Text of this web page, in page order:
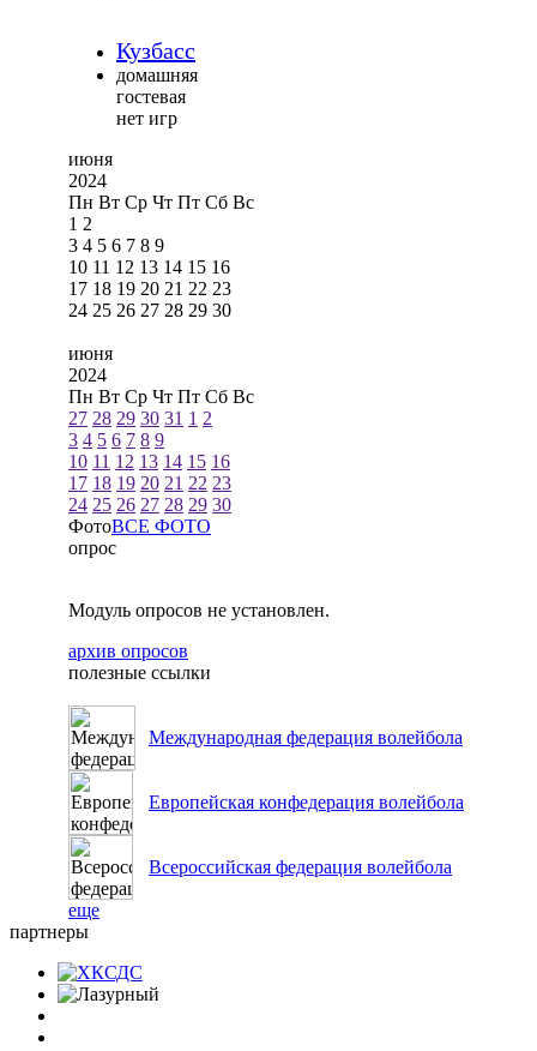
Кузбасс
домашняя
гостевая
нет игр
июня
2024
Пн Вт Ср Чт Пт Сб Вс
1 2
3 4 5 6 7 8 9
10 11 12 13 14 15 16
17 18 19 20 21 22 23
24 25 26 27 28 29 30
июня
2024
Пн Вт Ср Чт Пт Сб Вс
27 28 29 30 31 1 2
3 4 5 6 7 8 9
10 11 12 13 14 15 16
17 18 19 20 21 22 23
24 25 26 27 28 29 30
ФотоВСЕ ФОТО
опрос
Модуль опросов не установлен.
архив опросов
полезные ссылки
Международная федерация волейбола
Европейская конфедерация волейбола
Всероссийская федерация волейбола
еще
партнеры